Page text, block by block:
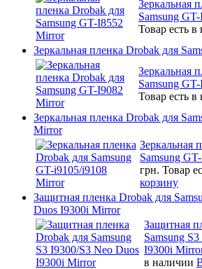
Зеркальная
Samsung
Товар есть в
Зеркальная пленка Drobak для
Зеркальная
Samsung
Товар есть в
Зеркальная пленка Drobak для
Mirror
Зеркальная
Samsung
грн. Товар
корзину
Защитная пленка Drobak для
Duos I9300i Mirror
Защитная
Samsung
I9300i
в наличии